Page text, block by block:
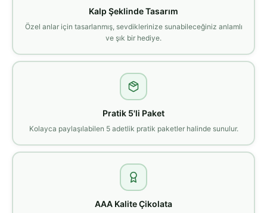
Kalp Şeklinde Tasarım
Özel anlar için tasarlanmış, sevdiklerinize sunabileceğiniz anlamlı
ve şık bir hediye.
Pratik 5'li Paket
Kolayca paylaşılabilen 5 adetlik pratik paketler halinde sunulur.
AAA Kalite Çikolata